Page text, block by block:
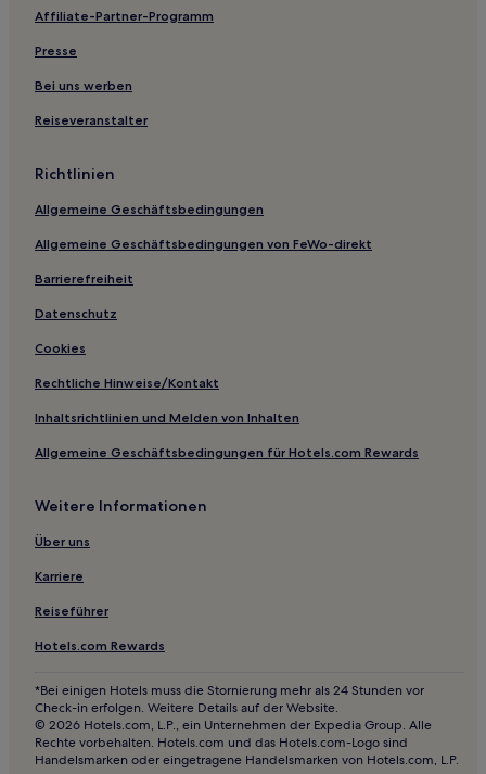
New Witten Hotels
Hotels nahe Fort Hays Old West Town & Dinner Show
Hotels nahe La Framboise Island
Hotels nahe Fossil Exhibit Trail
Hotels nahe Adams House Museum
Murdo Hotels
Hotels nahe Cadillac Jacks Casino
Hotels nahe Badlands Wall
Benchmark Hotels
Hotels nahe Museum of Geology
Central City Hotels
White Horse Hotels
Hill City Hotels
Hotels nahe Big Thunder Gold Mine
Hotels nahe Minuteman Missile National Historic Site
Kennebec Hotels
Hotels nahe West Bend Recreation Area
Hotels nahe Needles Highway
South Dakota: Hotels
Hotels nahe Monument Health
Meade County: Hotels
Affiliate-Partner-Programm
Presse
Bei uns werben
Reiseveranstalter
Richtlinien
Allgemeine Geschäftsbedingungen
Allgemeine Geschäftsbedingungen von FeWo-direkt
Barrierefreiheit
Datenschutz
Cookies
Rechtliche Hinweise/Kontakt
Inhaltsrichtlinien und Melden von Inhalten
Allgemeine Geschäftsbedingungen für Hotels.com Rewards
Weitere Informationen
Über uns
Karriere
Reiseführer
Hotels.com Rewards
*Bei einigen Hotels muss die Stornierung mehr als 24 Stunden vor
Check-in erfolgen. Weitere Details auf der Website.
© 2026 Hotels.com, L.P., ein Unternehmen der Expedia Group. Alle
Rechte vorbehalten. Hotels.com und das Hotels.com-Logo sind
Handelsmarken oder eingetragene Handelsmarken von Hotels.com, L.P.